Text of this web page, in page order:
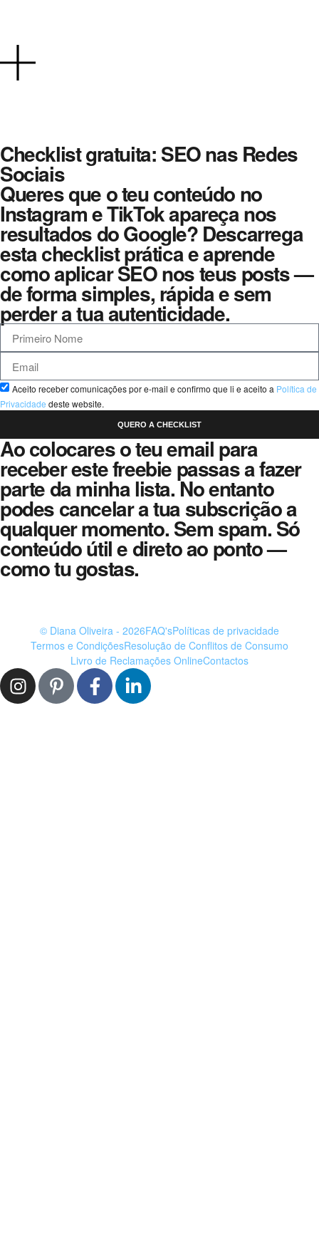
Checklist gratuita: SEO nas Redes
Sociais
Queres que o teu conteúdo no
Instagram e TikTok apareça nos
resultados do Google? Descarrega
esta checklist prática e aprende
como aplicar SEO nos teus posts —
de forma simples, rápida e sem
perder a tua autenticidade.
Aceito receber comunicações por e-mail e confirmo que li e aceito a Política de
Privacidade deste website.
QUERO A CHECKLIST
Ao colocares o teu email para
receber este freebie passas a fazer
parte da minha lista. No entanto
podes cancelar a tua subscrição a
qualquer momento. Sem spam. Só
conteúdo útil e direto ao ponto —
como tu gostas.
© Diana Oliveira - 2026FAQ'sPolíticas de privacidade
Termos e CondiçõesResolução de Conflitos de Consumo
Livro de Reclamações OnlineContactos